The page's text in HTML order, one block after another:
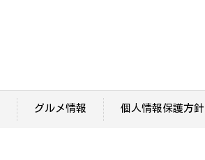
グルメ情報 個人情報保護方針